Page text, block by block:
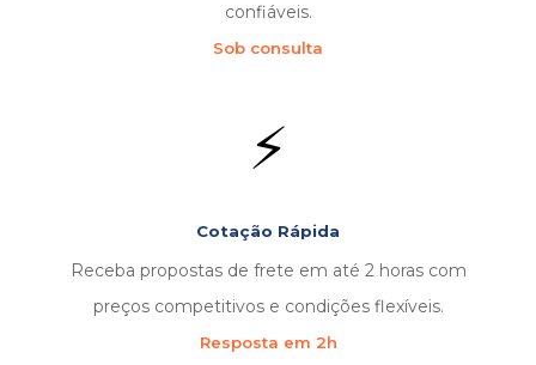
confiáveis.
Sob consulta
⚡
Cotação Rápida
Receba propostas de frete em até 2 horas com
preços competitivos e condições flexíveis.
Resposta em 2h